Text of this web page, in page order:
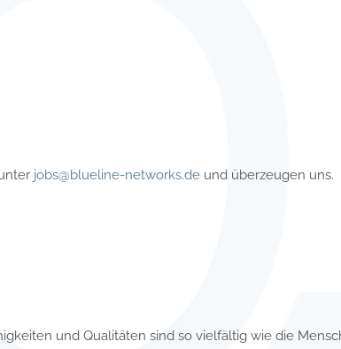
jobs@blueline-networks.de und überzeugen uns.
und Qualitäten sind so vielfältig wie die